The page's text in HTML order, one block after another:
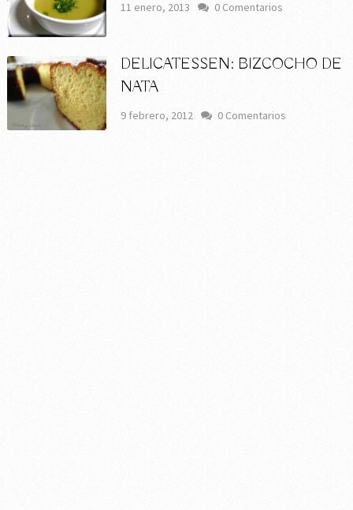
11 enero, 2013 0 Comentarios
DELICATESSEN: BIZCOCHO DE
NATA
9 febrero, 2012 0 Comentarios